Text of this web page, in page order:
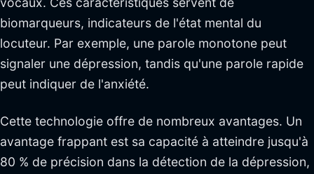
biomarqueurs, indicateurs de l'état mental du
locuteur. Par exemple, une parole monotone peut
signaler une dépression, tandis qu'une parole rapide
peut indiquer de l'anxiété.
Cette technologie offre de nombreux avantages. Un
avantage frappant est sa capacité à atteindre jusqu'à
80 % de précision dans la détection de la dépression,